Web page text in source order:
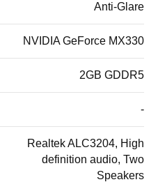
Anti-Glare
NVIDIA GeForce MX330
2GB GDDR5
-
Realtek ALC3204, High
definition audio, Two
Speakers